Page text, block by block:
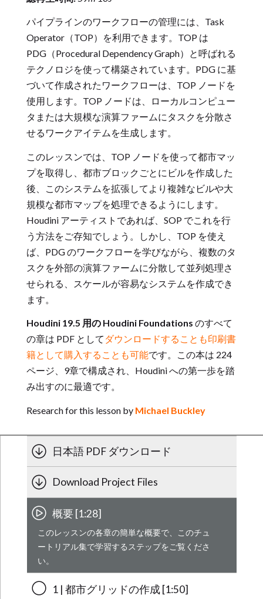
パイプラインのワークフローの管理には、Task
Operator（TOP）を利用できます。TOP は
PDG（Procedural Dependency Graph）と呼ばれる
テクノロジを使って構築されています。PDG に基
づいて作成されたワークフローは、TOP ノードを
使用します。TOP ノードは、ローカルコンピュー
タまたは大規模な演算ファームにタスクを分散さ
せるワークアイテムを生成します。
このレッスンでは、TOP ノードを使って都市マッ
プを取得し、都市ブロックごとにビルを作成した
後、このシステムを拡張してより複雑なビルや大
規模な都市マップを処理できるようにします。
Houdini アーティストであれば、SOP でこれを行
う方法をご存知でしょう。しかし、TOP を使え
ば、PDG のワークフローを学びながら、複数のタ
スクを外部の演算ファームに分散して並列処理さ
せられる、スケールが容易なシステムを作成でき
ます。
Houdini 19.5 用の Houdini Foundations のすべて
の章は PDF として ダウンロードすることも印刷書
籍として購入することも可能です。この本は 224
ページ、9章で構成され、Houdini への第一歩を踏
み出すのに最適です。
Research for this lesson by Michael Buckley
日本語 PDF ダウンロード
Download Project Files
概要 [1:28]
このレッスンの各章の簡単な概要で、このチュ
ートリアル集で学習するステップをご覧くださ
い。
1 | 都市グリッドの作成 [1:50]